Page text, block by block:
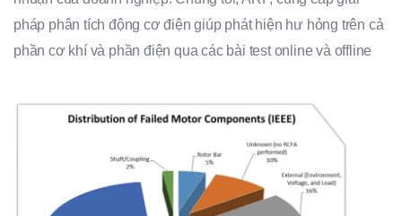
pháp phân tích động cơ điện giúp phát hiện hư hỏng trên cả
phần cơ khí và phần điện qua các bài test online và offline